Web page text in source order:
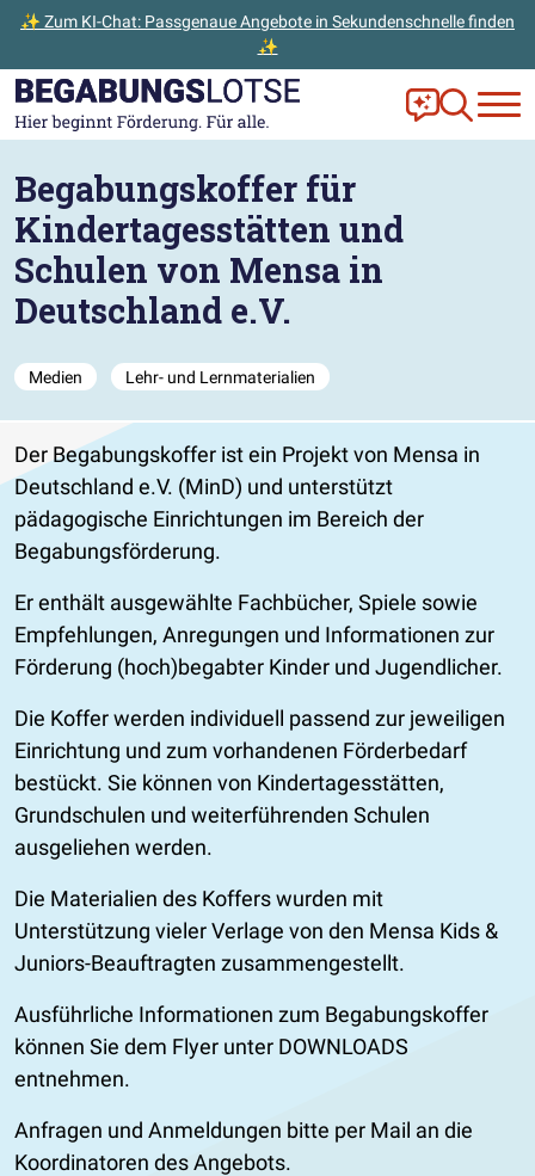
✨ Zum KI-Chat: Passgenaue Angebote in Sekundenschnelle finden
✨
Zum Hauptinhalt der Seite springen
Zur Startseite gehen Frag Ella!
Zur
Begabungskoffer für
Kindertagesstätten und
Schulen von Mensa in
Deutschland e.V.
Medien Lehr- und Lernmaterialien
Der Begabungskoffer ist ein Projekt von Mensa in
Deutschland e.V. (MinD) und unterstützt
pädagogische Einrichtungen im Bereich der
Begabungsförderung.
Er enthält ausgewählte Fachbücher, Spiele sowie
Empfehlungen, Anregungen und Informationen zur
Förderung (hoch)begabter Kinder und Jugendlicher.
Die Koffer werden individuell passend zur jeweiligen
Einrichtung und zum vorhandenen Förderbedarf
bestückt. Sie können von Kindertagesstätten,
Grundschulen und weiterführenden Schulen
ausgeliehen werden.
Die Materialien des Koffers wurden mit
Unterstützung vieler Verlage von den Mensa Kids &
Juniors-Beauftragten zusammengestellt.
Ausführliche Informationen zum Begabungskoffer
können Sie dem Flyer unter DOWNLOADS
entnehmen.
Anfragen und Anmeldungen bitte per Mail an die
Koordinatoren des Angebots.